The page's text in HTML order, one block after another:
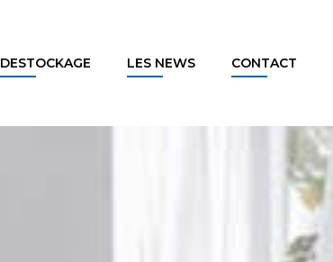
DESTOCKAGE LES NEWS CONTACT